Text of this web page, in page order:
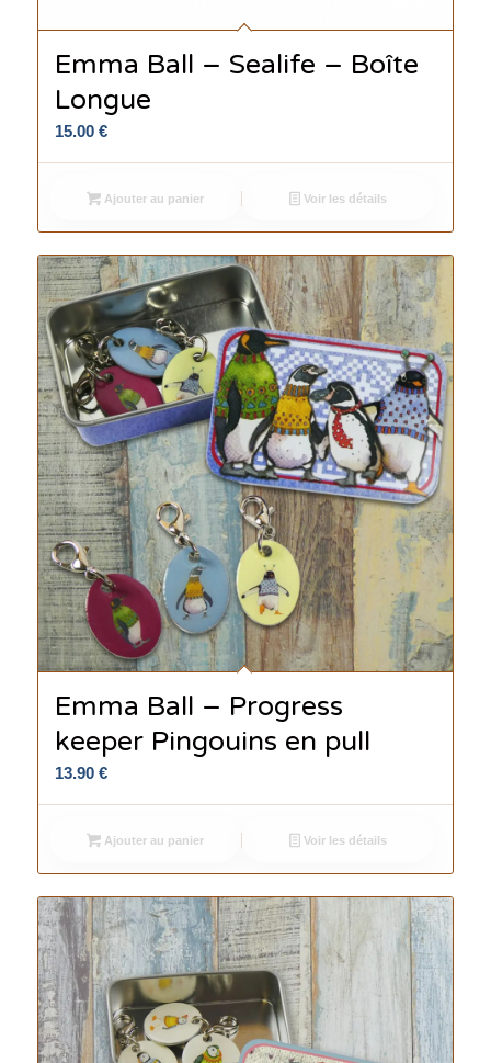
Emma Ball – Sealife – Boîte
Longue
15.00 €
Ajouter au panier Voir les détails
Emma Ball – Progress
keeper Pingouins en pull
13.90 €
Ajouter au panier Voir les détails